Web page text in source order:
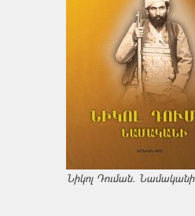
Նիկոլ Դուման. Նամականի